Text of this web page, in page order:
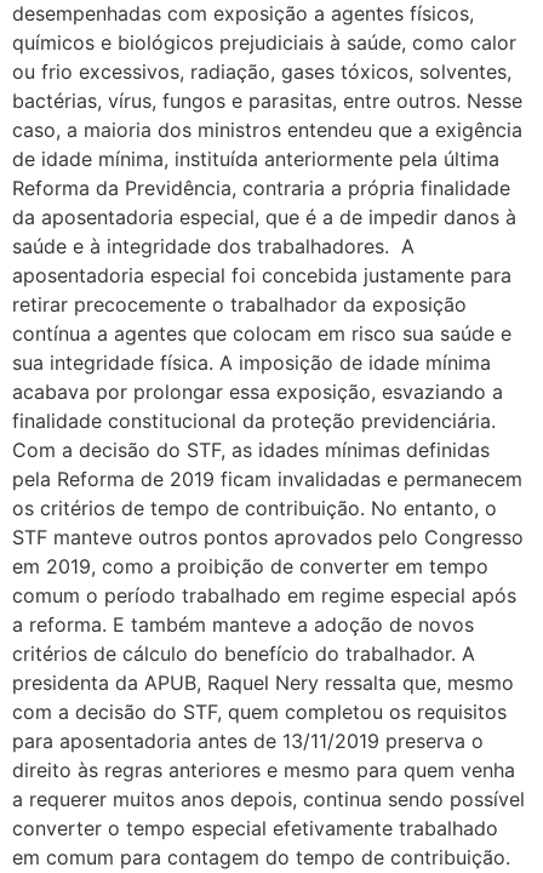
desempenhadas com exposição a agentes físicos,
químicos e biológicos prejudiciais à saúde, como calor
ou frio excessivos, radiação, gases tóxicos, solventes,
bactérias, vírus, fungos e parasitas, entre outros. Nesse
caso, a maioria dos ministros entendeu que a exigência
de idade mínima, instituída anteriormente pela última
Reforma da Previdência, contraria a própria finalidade
da aposentadoria especial, que é a de impedir danos à
saúde e à integridade dos trabalhadores. A
aposentadoria especial foi concebida justamente para
retirar precocemente o trabalhador da exposição
contínua a agentes que colocam em risco sua saúde e
sua integridade física. A imposição de idade mínima
acabava por prolongar essa exposição, esvaziando a
finalidade constitucional da proteção previdenciária.
Com a decisão do STF, as idades mínimas definidas
pela Reforma de 2019 ficam invalidadas e permanecem
os critérios de tempo de contribuição. No entanto, o
STF manteve outros pontos aprovados pelo Congresso
em 2019, como a proibição de converter em tempo
comum o período trabalhado em regime especial após
a reforma. E também manteve a adoção de novos
critérios de cálculo do benefício do trabalhador. A
presidenta da APUB, Raquel Nery ressalta que, mesmo
com a decisão do STF, quem completou os requisitos
para aposentadoria antes de 13/11/2019 preserva o
direito às regras anteriores e mesmo para quem venha
a requerer muitos anos depois, continua sendo possível
converter o tempo especial efetivamente trabalhado
em comum para contagem do tempo de contribuição.